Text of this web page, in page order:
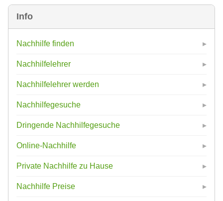
Info
Nachhilfe finden
Nachhilfelehrer
Nachhilfelehrer werden
Nachhilfegesuche
Dringende Nachhilfegesuche
Online-Nachhilfe
Private Nachhilfe zu Hause
Nachhilfe Preise